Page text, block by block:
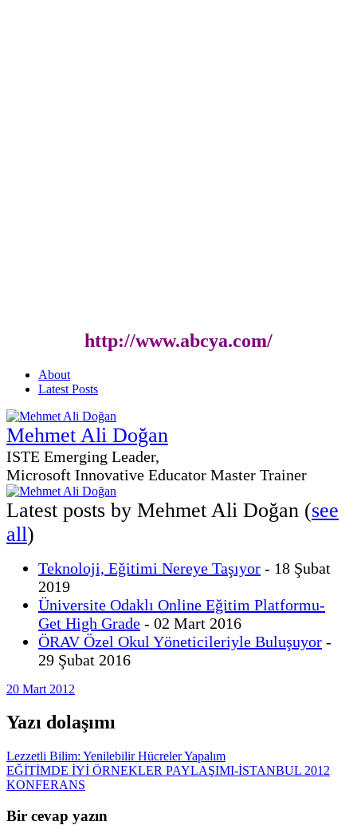
http://www.abcya.com/
About
Latest Posts
Mehmet Ali Doğan
ISTE Emerging Leader,
Microsoft Innovative Educator Master Trainer
Latest posts by Mehmet Ali Doğan (see
all)
Teknoloji, Eğitimi Nereye Taşıyor - 18 Şubat
2019
Üniversite Odaklı Online Eğitim Platformu-
Get High Grade - 02 Mart 2016
ÖRAV Özel Okul Yöneticileriyle Buluşuyor -
29 Şubat 2016
20 Mart 2012
Yazı dolaşımı
Lezzetli Bilim: Yenilebilir Hücreler Yapalım
EĞİTİMDE İYİ ÖRNEKLER PAYLAŞIMI-İSTANBUL 2012
KONFERANS
Bir cevap yazın